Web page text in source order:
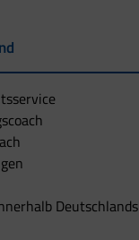
Deutschlands